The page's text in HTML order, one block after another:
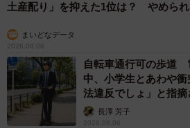
土産配り」を抑えた1位は？ やめられ
まいどなデータ
2026.08.06
自転車通行可の歩道
中、小学生とあわや
法違反でしょ」と指
説】長澤 芳子
2026.08.06